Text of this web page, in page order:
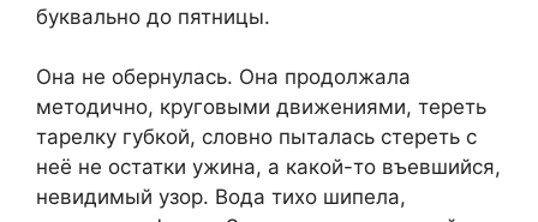
буквально до пятницы.
Она не обернулась. Она продолжала
методично, круговыми движениями, тереть
тарелку губкой, словно пыталась стереть с
неё не остатки ужина, а какой-то въевшийся,
невидимый узор. Вода тихо шипела,